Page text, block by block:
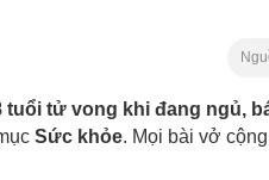
tử vong khi đang ngủ,
Sức khỏe. Mọi bài vở